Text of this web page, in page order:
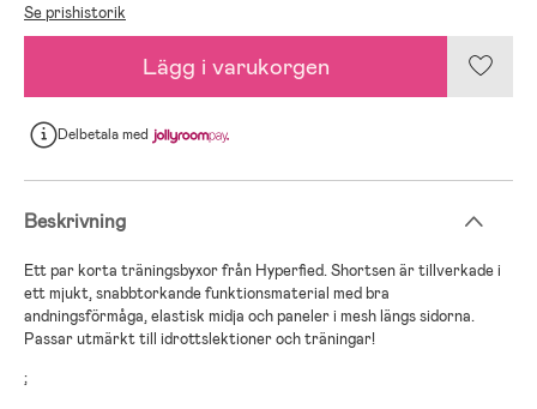
Se prishistorik
Lägg i varukorgen
Delbetalamed
Beskrivning
Ett par korta träningsbyxor från Hyperfied. Shortsen är tillverkade i
ett mjukt, snabbtorkande funktionsmaterial med bra
andningsförmåga, elastisk midja och paneler i mesh längs sidorna.
Passar utmärkt till idrottslektioner och träningar!
;